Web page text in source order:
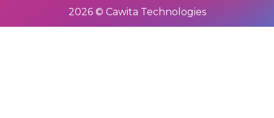
2026 © Cawita Technologies